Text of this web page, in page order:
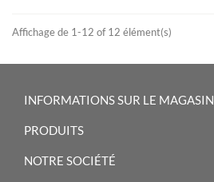
Affichage de 1-12 of 12 élément(s)
INFORMATIONS SUR LE MAGASIN
PRODUITS
NOTRE SOCIÉTÉ